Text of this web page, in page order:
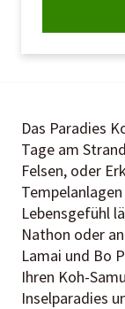
Das Paradies
Tage am
Felsen, oder
Lebensgefühl
Nathon oder
Lamai und Bo
Ihren Koh-
Inselparadies